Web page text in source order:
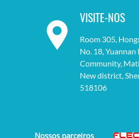
VISITE-NOS
Room 305,
No. 18, Yuannan
Community,
New district,
518106
Nossos parceiros